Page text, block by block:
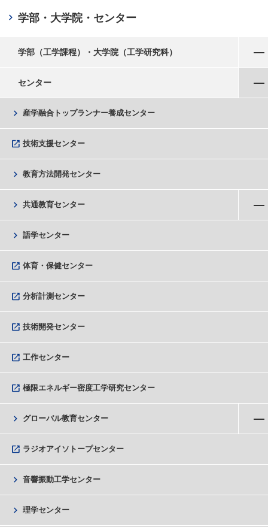
学部・大学院・センター
chevron_right
学部（工学課程）・大学院（工学研究科）
センター
産学融合トップランナー養成センター
chevron_right
技術支援センター
open_in_new
教育方法開発センター
chevron_right
共通教育センター
chevron_right
語学センター
chevron_right
体育・保健センター
open_in_new
分析計測センター
open_in_new
技術開発センター
open_in_new
工作センター
open_in_new
極限エネルギー密度工学研究センター
open_in_new
グローバル教育センター
chevron_right
ラジオアイソトープセンター
open_in_new
音響振動工学センター
chevron_right
理学センター
chevron_right